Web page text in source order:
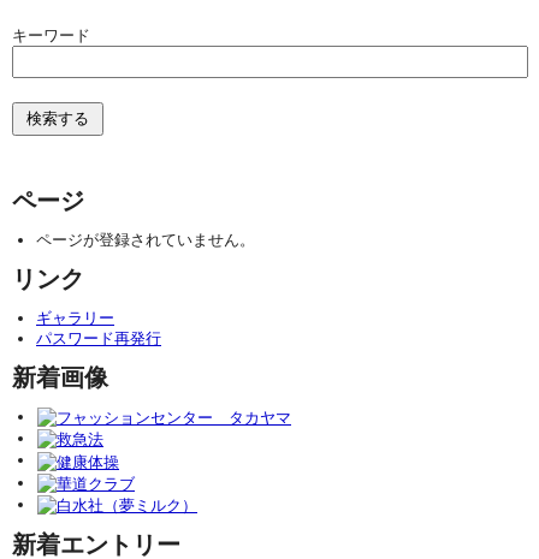
キーワード
ページ
ページが登録されていません。
リンク
ギャラリー
パスワード再発行
新着画像
新着エントリー